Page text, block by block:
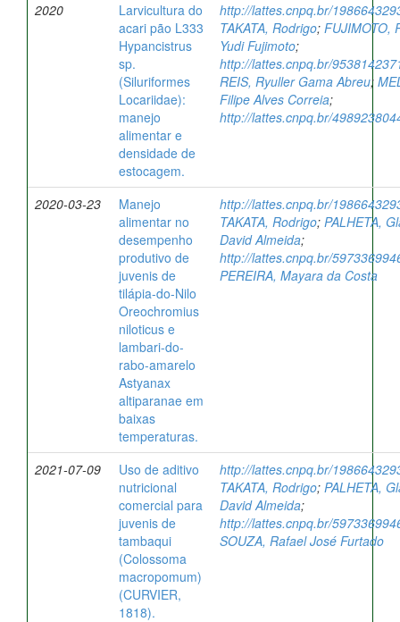
2020
Larvicultura do
acari pão L333
Hypancistrus
sp.
(Siluriformes
Locariidae):
manejo
alimentar e
densidade de
estocagem.
http://lattes.cnpq.br/
TAKATA, Rodrigo; FUJIMOTO,
Yudi Fujimoto;
http://lattes.cnpq.br/
REIS, Ryuller Gama Abreu;
Filipe Alves Correia;
http://lattes.cnpq.br/
2020-03-23
Manejo
alimentar no
desempenho
produtivo de
juvenis de
tilápia-do-Nilo
Oreochromius
niloticus e
lambari-do-
rabo-amarelo
Astyanax
altiparanae em
baixas
temperaturas.
http://lattes.cnpq.br/
TAKATA, Rodrigo; PALHETA,
David Almeida;
http://lattes.cnpq.br/
PEREIRA, Mayara da Costa
2021-07-09
Uso de aditivo
nutricional
comercial para
juvenis de
tambaqui
(Colossoma
macropomum)
(CURVIER,
1818).
http://lattes.cnpq.br/
TAKATA, Rodrigo; PALHETA,
David Almeida;
http://lattes.cnpq.br/
SOUZA, Rafael José Furtado